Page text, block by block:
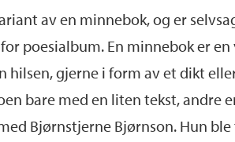
av en minnebok, og er
poesialbum. En minnebok er
gjerne i form av et dikt
bare med en liten tekst, andre
Bjørnstjerne Bjørnson. Hun